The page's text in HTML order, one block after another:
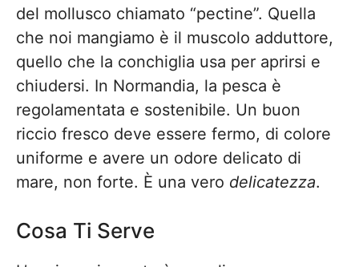
del mollusco chiamato “pectine”. Quella
che noi mangiamo è il muscolo adduttore,
quello che la conchiglia usa per aprirsi e
chiudersi. In Normandia, la pesca è
regolamentata e sostenibile. Un buon
riccio fresco deve essere fermo, di colore
uniforme e avere un odore delicato di
mare, non forte. È una vero delicatezza.
Cosa Ti Serve